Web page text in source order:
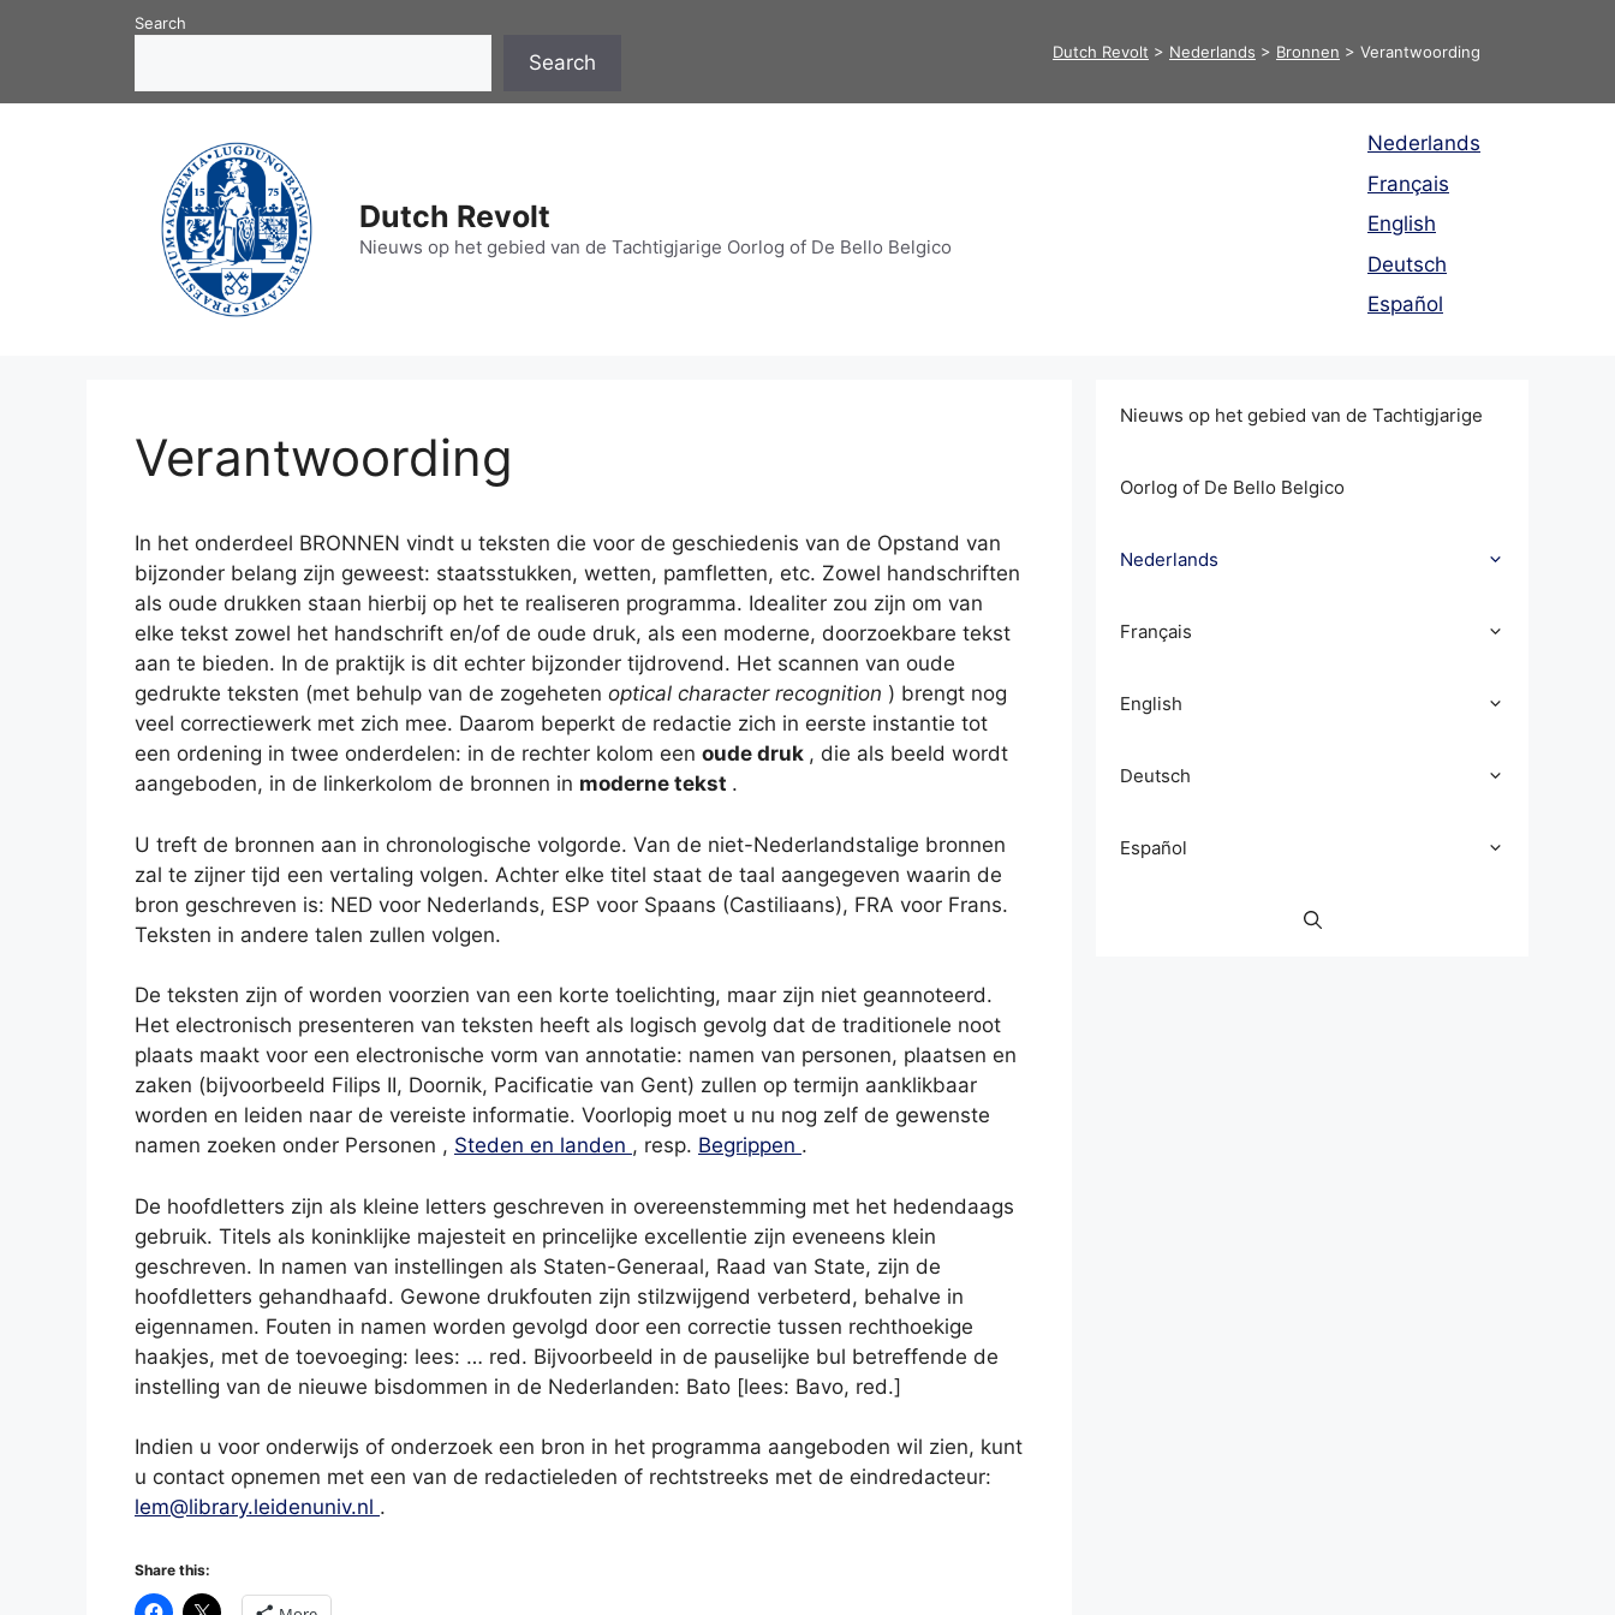
Dutch Revolt > Nederlands > Bronnen > Verantwoording
Search
Search
Dutch Revolt
Nieuws op het gebied van de Tachtigjarige Oorlog of De Bello Belgico
Nederlands
Français
English
Deutsch
Español
Verantwoording
In het onderdeel BRONNEN vindt u teksten die voor de geschiedenis van de Opstand van
bijzonder belang zijn geweest: staatsstukken, wetten, pamfletten, etc. Zowel handschriften
als oude drukken staan hierbij op het te realiseren programma. Idealiter zou zijn om van
elke tekst zowel het handschrift en/of de oude druk, als een moderne, doorzoekbare tekst
aan te bieden. In de praktijk is dit echter bijzonder tijdrovend. Het scannen van oude
gedrukte teksten (met behulp van de zogeheten optical character recognition ) brengt nog
veel correctiewerk met zich mee. Daarom beperkt de redactie zich in eerste instantie tot
een ordening in twee onderdelen: in de rechter kolom een oude druk , die als beeld wordt
aangeboden, in de linkerkolom de bronnen in moderne tekst .
U treft de bronnen aan in chronologische volgorde. Van de niet-Nederlandstalige bronnen
zal te zijner tijd een vertaling volgen. Achter elke titel staat de taal aangegeven waarin de
bron geschreven is: NED voor Nederlands, ESP voor Spaans (Castiliaans), FRA voor Frans.
Teksten in andere talen zullen volgen.
De teksten zijn of worden voorzien van een korte toelichting, maar zijn niet geannoteerd.
Het electronisch presenteren van teksten heeft als logisch gevolg dat de traditionele noot
plaats maakt voor een electronische vorm van annotatie: namen van personen, plaatsen en
zaken (bijvoorbeeld Filips II, Doornik, Pacificatie van Gent) zullen op termijn aanklikbaar
worden en leiden naar de vereiste informatie. Voorlopig moet u nu nog zelf de gewenste
namen zoeken onder Personen , Steden en landen , resp. Begrippen .
De hoofdletters zijn als kleine letters geschreven in overeenstemming met het hedendaags
gebruik. Titels als koninklijke majesteit en princelijke excellentie zijn eveneens klein
geschreven. In namen van instellingen als Staten-Generaal, Raad van State, zijn de
hoofdletters gehandhaafd. Gewone drukfouten zijn stilzwijgend verbeterd, behalve in
eigennamen. Fouten in namen worden gevolgd door een correctie tussen rechthoekige
haakjes, met de toevoeging: lees: … red. Bijvoorbeeld in de pauselijke bul betreffende de
instelling van de nieuwe bisdommen in de Nederlanden: Bato [lees: Bavo, red.]
Indien u voor onderwijs of onderzoek een bron in het programma aangeboden wil zien, kunt
u contact opnemen met een van de redactieleden of rechtstreeks met de eindredacteur:
lem@library.leidenuniv.nl .
Share this:
Nieuws op het gebied van de Tachtigjarige
Oorlog of De Bello Belgico
Nederlands
Français
English
Deutsch
Español